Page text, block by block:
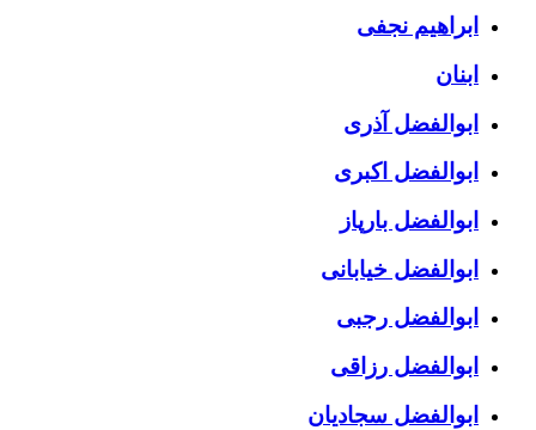
ابراهیم نجفی
ابنان
ابوالفضل آذری
ابوالفضل اکبری
ابوالفضل بارپاز
ابوالفضل خیابانی
ابوالفضل رجبی
ابوالفضل رزاقی
ابوالفضل سجادیان